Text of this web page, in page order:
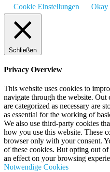
Cookie Einstellungen
Okay
Schließen
Privacy Overview
This website uses cookies to
navigate through the website. Out
are categorized as necessary are
as essential for the working of
We also use third-party cookies
how you use this website. These
browser only with your consent.
of these cookies. But opting out
an effect on your browsing
Notwendige Cookies